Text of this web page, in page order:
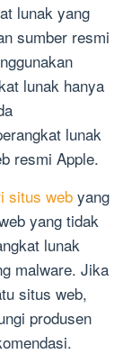
lunak yang
sumber resmi
lunak hanya
lunak
resmi Apple.
situs webyang
yang tidak
lunak
malware. Jika
situs web,
produsen